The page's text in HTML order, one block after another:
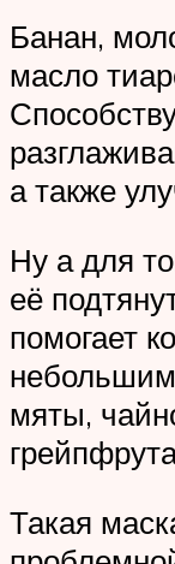
Банан,
масло
а также
Ну а для
её
помогает
мяты,
Такая